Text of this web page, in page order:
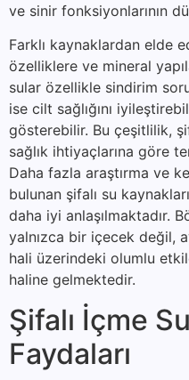
ve sinir fonksiyonlarının
Farklı kaynaklardan elde
özelliklere ve mineral
sular özellikle sindirim
ise cilt sağlığını
gösterebilir. Bu çeşitlilik,
sağlık ihtiyaçlarına göre
Daha fazla araştırma ve
bulunan şifalı su
daha iyi anlaşılmaktadır.
yalnızca bir içecek değil,
hali üzerindeki olumlu
haline gelmektedir.
Şifalı İçme
Faydaları